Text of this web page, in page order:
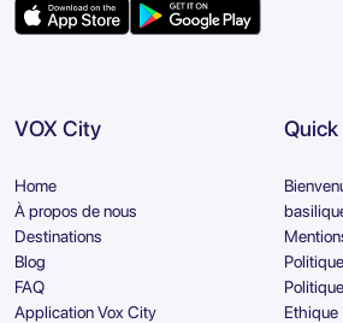
VOX City
Home
À propos de nous
Destinations
Blog
FAQ
Application Vox City
Quick
Ethique